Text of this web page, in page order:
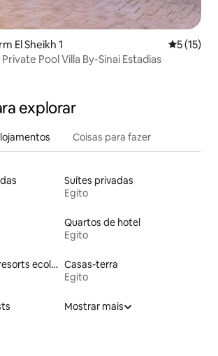
El Sheikh 1
5 (15)
Pool Villa By-Sinai Estadias
explorar
Coisas para fazer
Suítes privadas
Egito
Quartos de hotel
Egito
Alojamentos em resorts ecológicos Casas-terra
Egito
Mostrar mais